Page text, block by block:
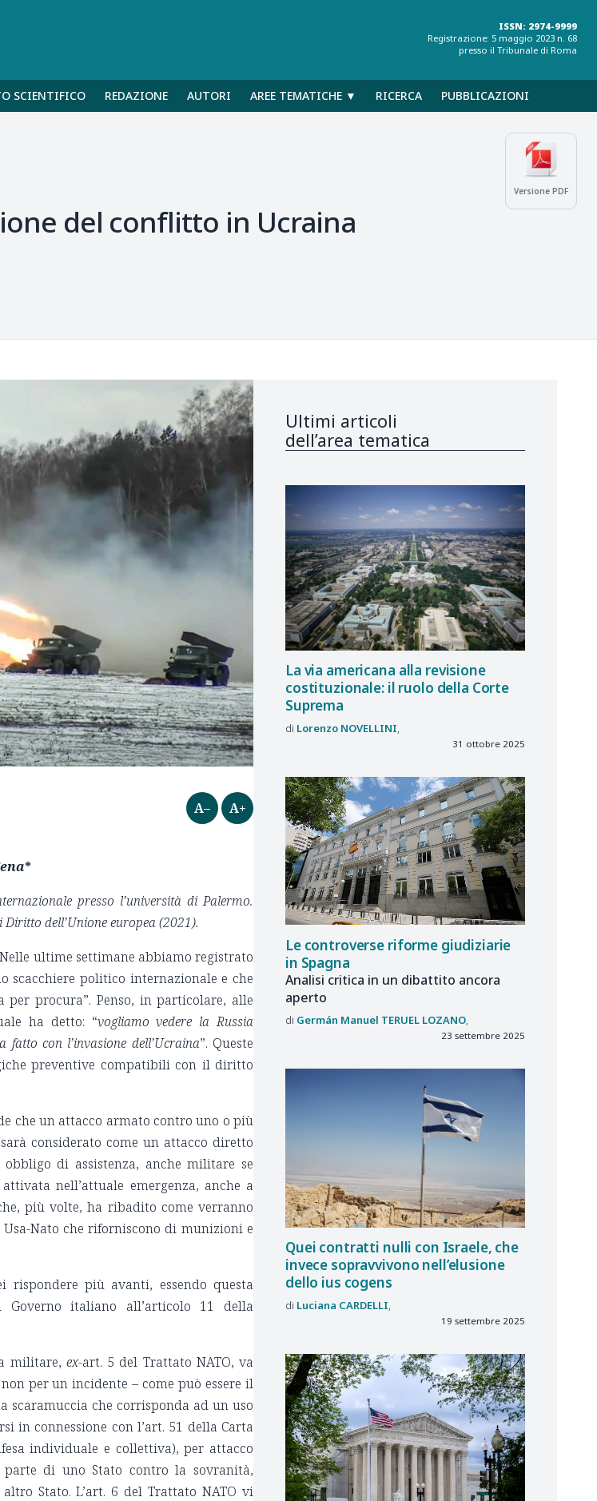
ISSN: 2974-9999
Registrazione: 5 maggio 2023 n. 68
presso il Tribunale di Roma
SCIENTIFICO REDAZIONE AUTORI AREE TEMATICHE ▼ RICERCA PUBBLICAZIONI
Versione PDF
del conflitto in Ucraina
A– A+
*
presso l’università di Palermo.
dell’Unione europea (2021).
ultime settimane abbiamo registrato
scacchiere politico internazionale e che
procura”. Penso, in particolare, alle
ha detto: “vogliamo vedere la Russia
con l’invasione dell’Ucraina”. Queste
preventive compatibili con il diritto
che un attacco armato contro uno o più
considerato come un attacco diretto
di assistenza, anche militare se
nell’attuale emergenza, anche a
più volte, ha ribadito come verranno
Nato che riforniscono di munizioni e
rispondere più avanti, essendo questa
Governo italiano all’articolo 11 della
militare, ex-art. 5 del Trattato NATO, va
per un incidente – come può essere il
scaramuccia che corrisponda ad un uso
in connessione con l’art. 51 della Carta
individuale e collettiva), per attacco
di uno Stato contro la sovranità,
Stato. L’art. 6 del Trattato NATO vi
Ultimi articoli
dell’area tematica
La via americana alla revisione
costituzionale: il ruolo della Corte
Suprema
Lorenzo NOVELLINI
31 ottobre 2025
Le controverse riforme giudiziarie
in Spagna
Analisi critica in un dibattito ancora
aperto
Germán Manuel TERUEL LOZANO
23 settembre 2025
Quei contratti nulli con Israele, che
invece sopravvivono nell’elusione
dello ius cogens
Luciana CARDELLI
19 settembre 2025